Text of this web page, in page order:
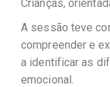
Crianças,
A sessão teve
compreender e
a identificar as
emocional.